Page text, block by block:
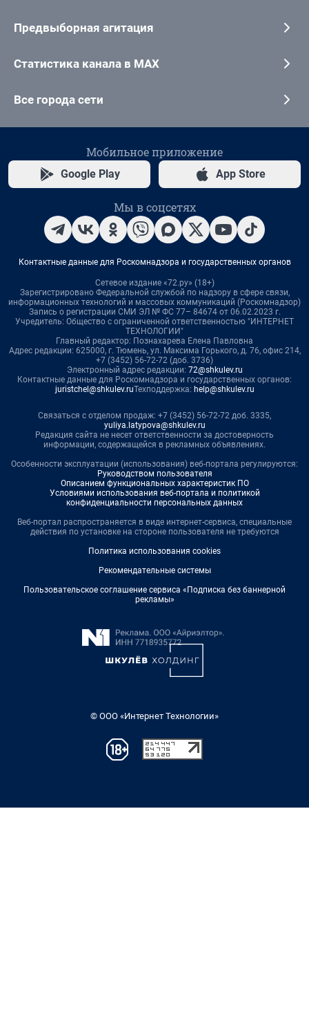
Предвыборная агитация
Статистика канала в MAX
Все города сети
Мобильное приложение
Google Play App Store
Мы в соцсетях
Контактные данные для Роскомнадзора и государственных органов
Сетевое издание «72.ру» (18+)
Зарегистрировано Федеральной службой по надзору в сфере связи,
информационных технологий и массовых коммуникаций (Роскомнадзор)
Запись о регистрации СМИ ЭЛ № ФС 77– 84674 от 06.02.2023 г.
Учредитель: Общество с ограниченной ответственностью "ИНТЕРНЕТ
ТЕХНОЛОГИИ"
Главный редактор: Познахарева Елена Павловна
Адрес редакции: 625000, г. Тюмень, ул. Максима Горького, д. 76, офис 214,
+7 (3452) 56-72-72 (доб. 3736)
Электронный адрес редакции: 72@shkulev.ru
Контактные данные для Роскомнадзора и государственных органов:
juristchel@shkulev.ruТехподдержка: help@shkulev.ru
Связаться с отделом продаж: +7 (3452) 56-72-72 доб. 3335,
yuliya.latypova@shkulev.ru
Редакция сайта не несет ответственности за достоверность
информации, содержащейся в рекламных объявлениях.
Особенности эксплуатации (использования) веб-портала регулируются:
Руководством пользователя
Описанием функциональных характеристик ПО
Условиями использования веб-портала и политикой
конфиденциальности персональных данных
Веб-портал распространяется в виде интернет-сервиса, специальные
действия по установке на стороне пользователя не требуются
Политика использования cookies
Рекомендательные системы
Пользовательское соглашение сервиса «Подписка без баннерной
рекламы»
© ООО «Интернет Технологии»